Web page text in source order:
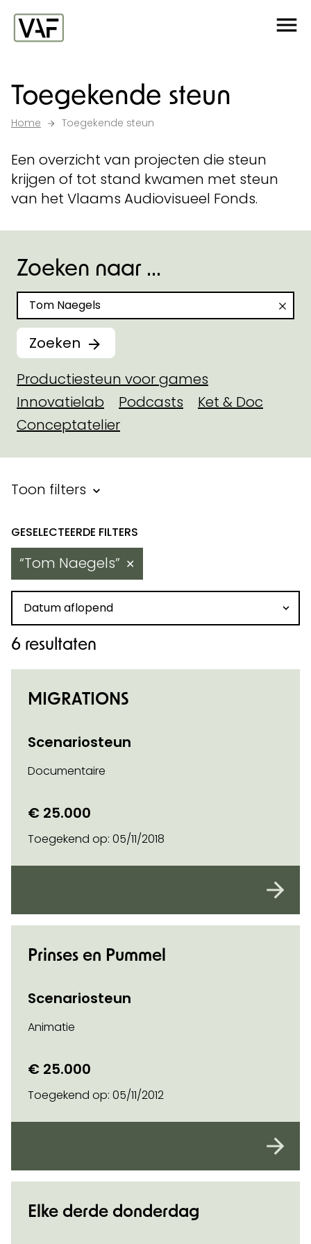
Ga verder naar de inhoud
Toegekende steun
Home Toegekende steun
Een overzicht van projecten die steun
krijgen of tot stand kwamen met steun
van het Vlaams Audiovisueel Fonds.
Zoeken naar ...
Zoeken naar
Zoeken
Productiesteun voor games
Innovatielab
Podcasts
Ket & Doc
Conceptatelier
Filter binnen toegekende
Toon filters
Resultaten
Tom Naegels ✕
Sorteren op datum
6 resultaten
MIGRATIONS
Scenariosteun
Documentaire
€ 25.000
Toegekend op: 05/11/2018
Prinses en Pummel
Scenariosteun
Animatie
€ 25.000
Toegekend op: 05/11/2012
Elke derde donderdag